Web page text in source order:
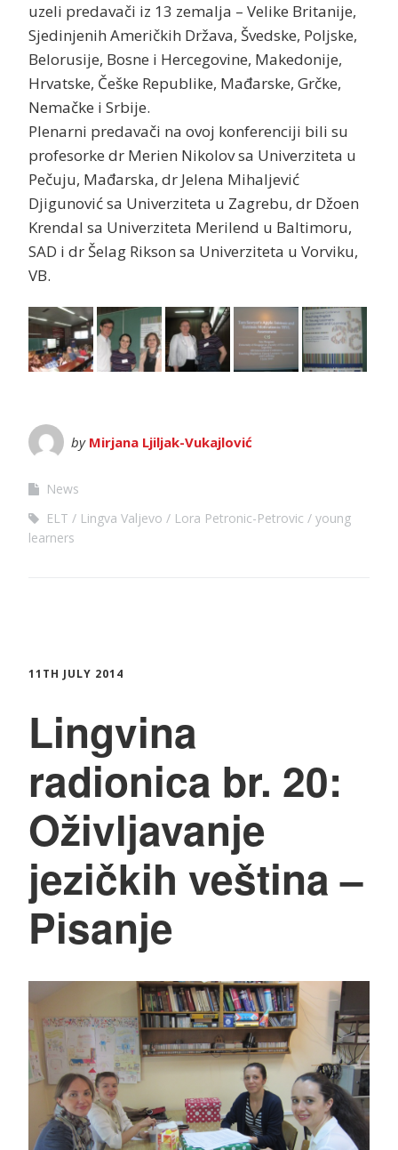
uzeli predavači iz 13 zemalja – Velike Britanije,
Sjedinjenih Američkih Država, Švedske, Poljske,
Belorusije, Bosne i Hercegovine, Makedonije,
Hrvatske, Češke Republike, Mađarske, Grčke,
Nemačke i Srbije.
Plenarni predavači na ovoj konferenciji bili su
profesorke dr Merien Nikolov sa Univerziteta u
Pečuju, Mađarska, dr Jelena Mihaljević
Djigunović sa Univerziteta u Zagrebu, dr Džoen
Krendal sa Univerziteta Merilend u Baltimoru,
SAD i dr Šelag Rikson sa Univerziteta u Vorviku,
VB.
by Mirjana Ljiljak-Vukajlović
News
ELT
Lingva Valjevo Lora Petronic-Petrovic
young
learners
11TH JULY 2014
Lingvina
radionica br. 20:
Oživljavanje
jezičkih veština –
Pisanje